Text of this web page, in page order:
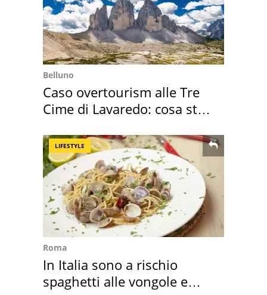
Belluno
Caso overtourism alle Tre
Cime di Lavaredo: cosa sta
LIFESTYLE
Roma
In Italia sono a rischio
spaghetti alle vongole e